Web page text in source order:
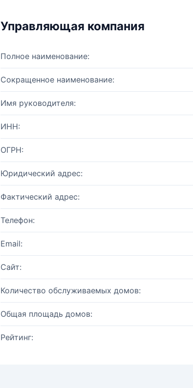
Управляющая компания
Полное наименование:
Сокращенное наименование:
Имя руководителя:
ИНН:
ОГРН:
Юридический адрес:
Фактический адрес:
Телефон:
Email:
Сайт:
Количество обслуживаемых домов:
Общая площадь домов:
Рейтинг: